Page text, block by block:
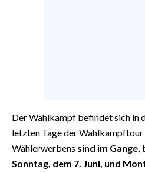
FOTO
VIDEO
Der Wahlkampf befindet sich in
letzten Tage der Wahlkampftour
Wählerwerbens sind im Gange,
Sonntag, dem 7. Juni, und